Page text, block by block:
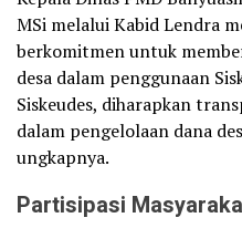
MSi melalui Kabid Lendra
berkomitmen untuk
desa dalam penggunaan
Siskeudes, diharapkan
dalam pengelolaan dana
ungkapnya.
Partisipasi